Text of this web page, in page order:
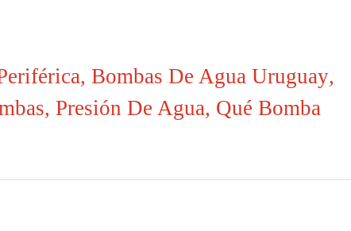
,Bombas De Agua Uruguay,
,Presión De Agua, Qué Bomba